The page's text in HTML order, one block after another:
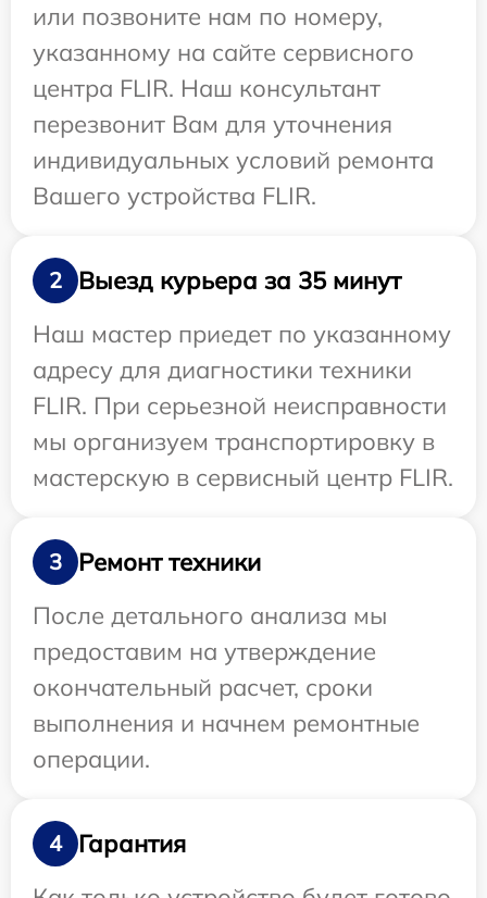
или позвоните нам по номеру,
указанному на сайте сервисного
центра FLIR. Наш консультант
перезвонит Вам для уточнения
индивидуальных условий ремонта
Вашего устройства FLIR.
2
Выезд курьера за 35 минут
Наш мастер приедет по указанному
адресу для диагностики техники
FLIR. При серьезной неисправности
мы организуем транспортировку в
мастерскую в сервисный центр FLIR.
3
Ремонт техники
После детального анализа мы
предоставим на утверждение
окончательный расчет, сроки
выполнения и начнем ремонтные
операции.
4
Гарантия